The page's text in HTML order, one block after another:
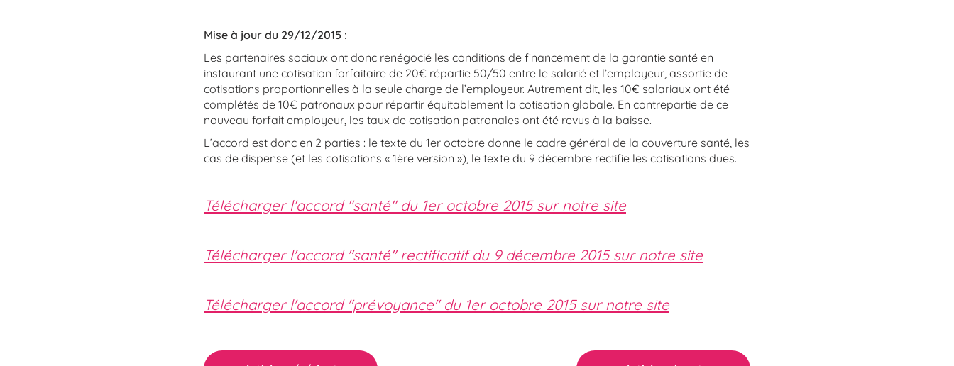
Mise à jour du 29/12/2015 :
Les partenaires sociaux ont donc renégocié les conditions de financement de la garantie santé en
instaurant une cotisation forfaitaire de 20€ répartie 50/50 entre le salarié et l’employeur, assortie de
cotisations proportionnelles à la seule charge de l’employeur. Autrement dit, les 10€ salariaux ont été
complétés de 10€ patronaux pour répartir équitablement la cotisation globale. En contrepartie de ce
nouveau forfait employeur, les taux de cotisation patronales ont été revus à la baisse.
L’accord est donc en 2 parties : le texte du 1er octobre donne le cadre général de la couverture santé, les
cas de dispense (et les cotisations « 1ère version »), le texte du 9 décembre rectifie les cotisations dues.
Télécharger l'accord "santé" du 1er octobre 2015 sur notre site
Télécharger l'accord "santé" rectificatif du 9 décembre 2015 sur notre site
Télécharger l'accord "prévoyance" du 1er octobre 2015 sur notre site